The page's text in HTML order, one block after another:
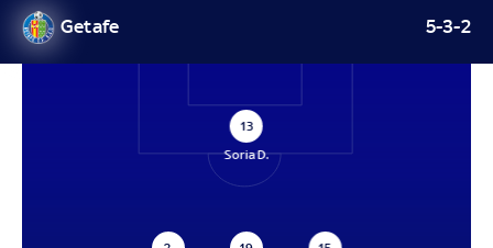
Getafe 5-3-2
13
Soria D.